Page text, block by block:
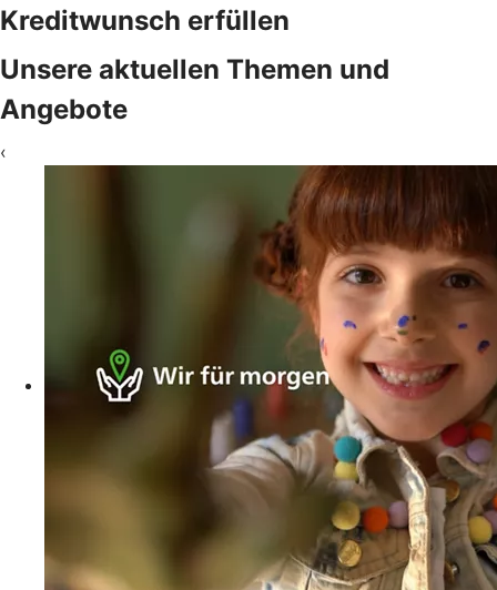
Kreditwunsch erfüllen
Unsere aktuellen Themen und
Angebote
‹